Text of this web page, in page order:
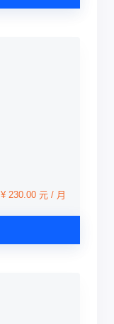
¥ 230.00 元 / 月